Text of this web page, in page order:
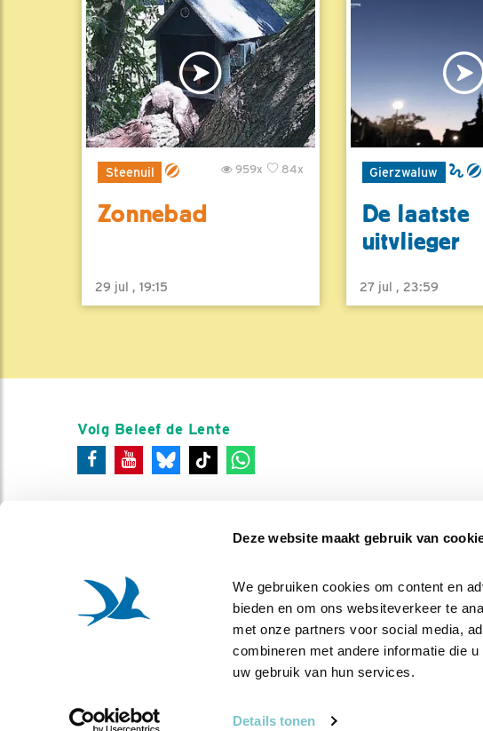
Deze website maakt gebruik van
We gebruiken cookies om content en
bieden en om ons websiteverkeer te
met onze partners voor social media,
combineren met andere informatie die
uw gebruik van hun services.
Details tonen
Steenuil 84x
959x
Zonnebad
29 jul , 19:15
Gierzwaluw
De laatste
uitvlieger
27 jul , 23:59
Volg Beleef de Lente